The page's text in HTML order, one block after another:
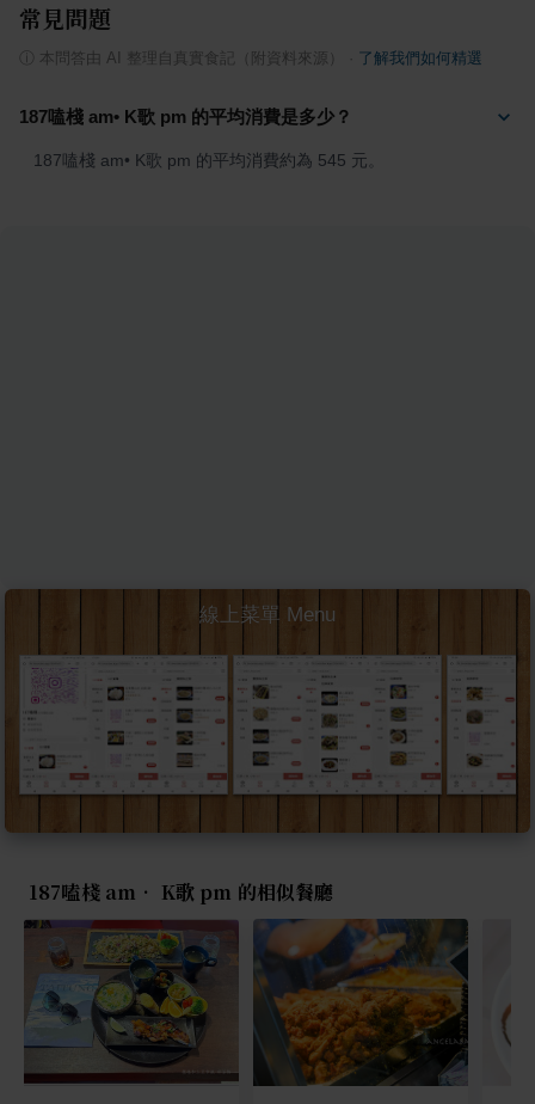
常見問題
本問答由 AI 整理自真實食記（附資料來源） 了解我們如何精選
187嗑棧 am• K歌 pm 的平均消費是多少？
187嗑棧 am• K歌 pm 的平均消費約為 545 元。
線上菜單 Menu
187嗑棧 am• K歌 pm 的相似餐廳